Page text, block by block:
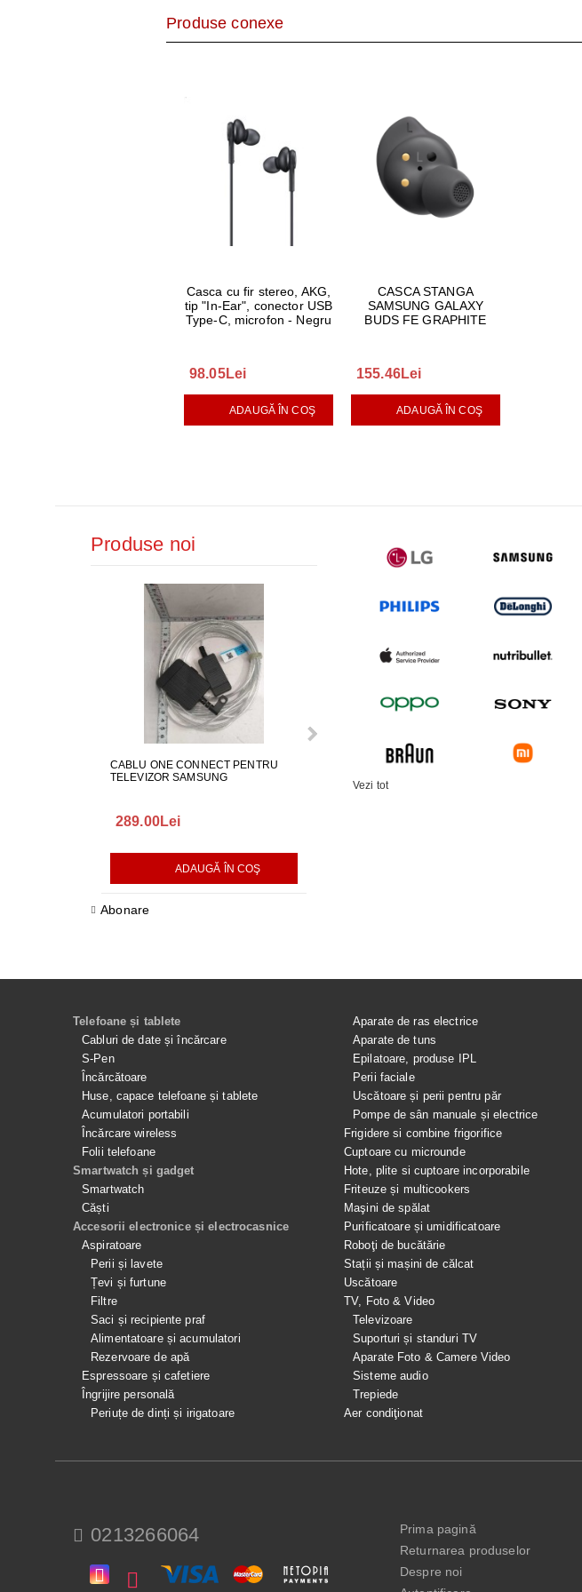
LAPTOPURI, DESKTOP, IT
CAMERE SUPRAVEGHERE
Produse conexe
Casca cu fir stereo, AKG,
tip "In-Ear", conector USB
Type-C, microfon - Negru
98.05Lei
ADAUGĂ ÎN COŞ
CASCA STANGA
SAMSUNG GALAXY
BUDS FE GRAPHITE
155.46Lei
ADAUGĂ ÎN COŞ
Produse noi
CABLU ONE CONNECT PENTRU
TELEVIZOR SAMSUNG
289.00Lei
ADAUGĂ ÎN COŞ
FURTUN EVACUARE PENTRU
Abonare
Vezi tot
Telefoane și tablete
Cabluri de date și încărcare
S-Pen
Încărcătoare
Huse, capace telefoane și tablete
Acumulatori portabili
Încărcare wireless
Folii telefoane
Smartwatch și gadget
Smartwatch
Căști
Accesorii electronice și electrocasnice
Aspiratoare
Perii și lavete
Țevi și furtune
Filtre
Saci și recipiente praf
Alimentatoare și acumulatori
Rezervoare de apă
Espressoare și cafetiere
Îngrijire personală
Periuțe de dinți și irigatoare
Aparate de ras electrice
Aparate de tuns
Epilatoare, produse IPL
Perii faciale
Uscătoare și perii pentru păr
Pompe de sân manuale și electrice
Frigidere si combine frigorifice
Cuptoare cu microunde
Hote, plite si cuptoare incorporabile
Friteuze și multicookers
Maşini de spălat
Purificatoare și umidificatoare
Roboţi de bucătărie
Stații și mașini de călcat
Uscătoare
TV, Foto & Video
Televizoare
Suporturi și standuri TV
Aparate Foto & Camere Video
Sisteme audio
Trepiede
Aer condiţionat
0213266064
Prima pagină
Returnarea produselor
Despre noi